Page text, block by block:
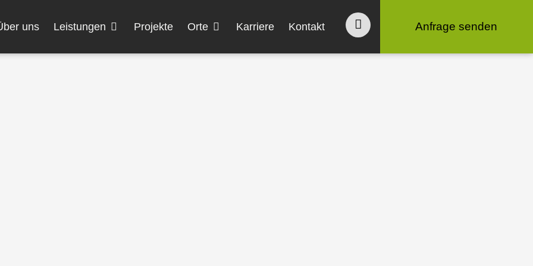
uns Leistungen Öffne Leistungen
Projekte Orte Öffne OrteKarriere Kontakt Anfrage senden